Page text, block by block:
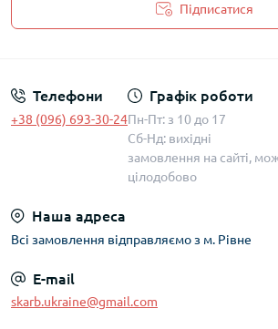
Підписатися
Телефони
+38 (096) 693-30-24
Графік роботи
Пн-Пт: з 10 до 17
Сб-Нд: вихідні
замовлення на сайті,
цілодобово
Наша адреса
Всі замовлення відправляємо з м. Рівне
E-mail
skarb.ukraine@gmail.com